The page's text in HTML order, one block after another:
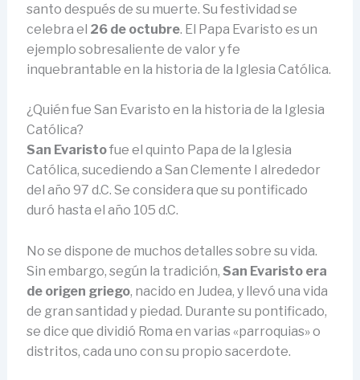
santo después de su muerte. Su festividad se
celebra el 26 de octubre. El Papa Evaristo es un
ejemplo sobresaliente de valor y fe
inquebrantable en la historia de la Iglesia Católica.
¿Quién fue San Evaristo en la historia de la Iglesia
Católica?
San Evaristofue el quinto Papa de la Iglesia
Católica, sucediendo a San Clemente I alrededor
del año 97 d.C. Se considera que su pontificado
duró hasta el año 105 d.C.
No se dispone de muchos detalles sobre su vida.
Sin embargo, según la tradición, San Evaristo era
de origen griego, nacido en Judea, y llevó una vida
de gran santidad y piedad. Durante su pontificado,
se dice que dividió Roma en varias «parroquias» o
distritos, cada uno con su propio sacerdote.